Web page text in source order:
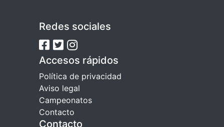
Redes sociales
Accesos rápidos
Política de privacidad
Aviso legal
Campeonatos
Contacto
Contacto